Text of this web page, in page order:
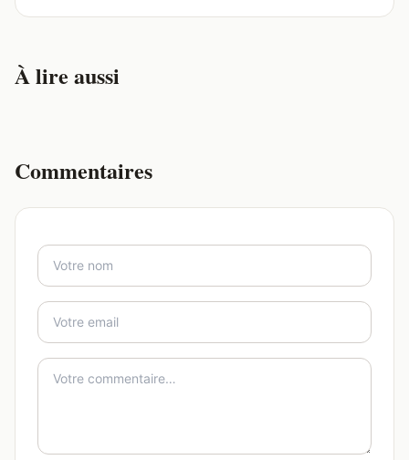
À lire aussi
Commentaires